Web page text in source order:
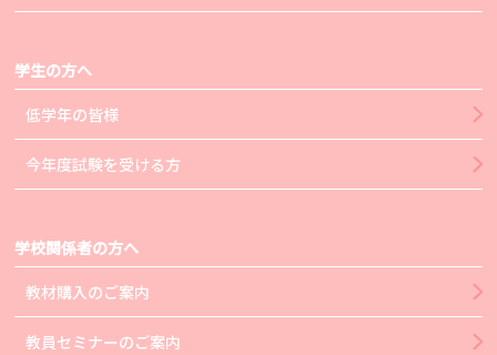
学生の方へ
低学年の皆様
今年度試験を受ける方
学校関係者の方へ
教材購入のご案内
教員セミナーのご案内